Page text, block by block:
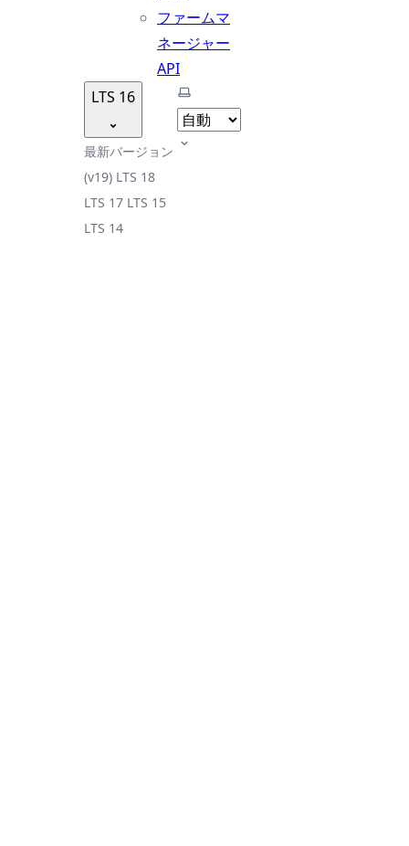
ファームマ
ネージャー
API
LTS 16
最新バージョン
(v19) LTS 18
LTS 17 LTS 15
LTS 14
テーマを選択